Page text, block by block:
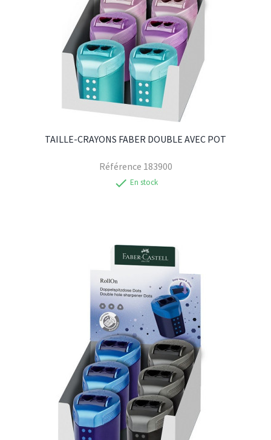
TAILLE-CRAYONS FABER DOUBLE AVEC POT
Référence 183900
check En stock